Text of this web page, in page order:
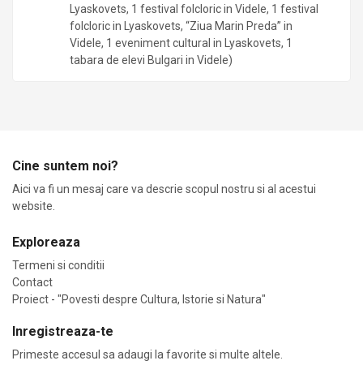
Lyaskovets, 1 festival folcloric in Videle, 1 festival
folcloric in Lyaskovets, “Ziua Marin Preda” in
Videle, 1 eveniment cultural in Lyaskovets, 1
tabara de elevi Bulgari in Videle)
Cine suntem noi?
Aici va fi un mesaj care va descrie scopul nostru si al acestui
website.
Exploreaza
Termeni si conditii
Contact
Proiect - "Povesti despre Cultura, Istorie si Natura"
Inregistreaza-te
Primeste accesul sa adaugi la favorite si multe altele.